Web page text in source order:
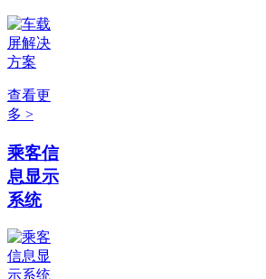
查看更
多 >
乘客信
息显示
系统